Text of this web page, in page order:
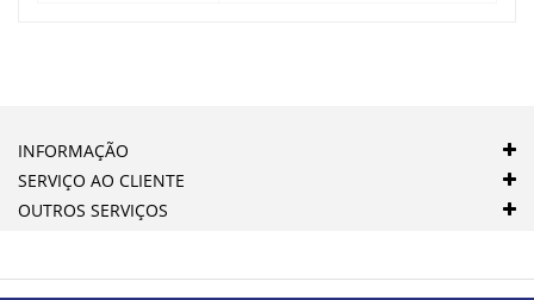
INFORMAÇÃO
SERVIÇO AO CLIENTE
OUTROS SERVIÇOS